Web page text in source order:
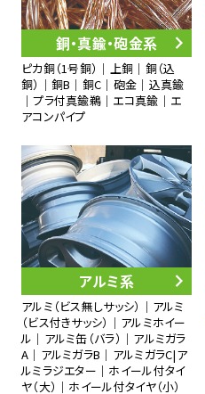
銅・真鍮・砲金系
ピカ銅（1号銅）｜上銅｜銅（込
銅）｜銅B｜銅C｜砲金｜込真鍮
｜プラ付真鍮鵜｜エコ真鍮｜エ
アコンパイプ
アルミ系
アルミ（ビス無しサッシ）｜アルミ
（ビス付きサッシ）｜アルミホイー
ル｜アルミ缶（バラ）｜アルミガラ
A｜アルミガラB｜アルミガラC|ア
ルミラジエター｜ホイール付タイ
ヤ（大）｜ホイール付タイヤ（小）